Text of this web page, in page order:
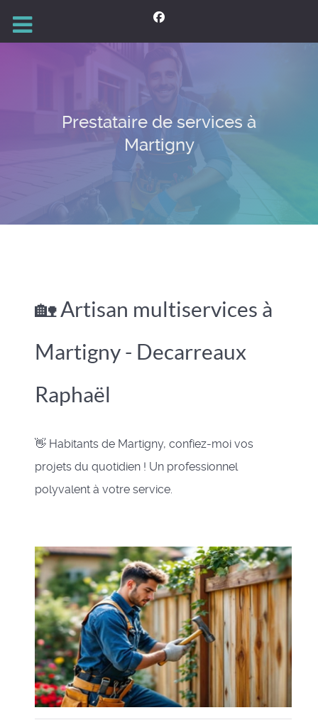
Prestataire de services à
Martigny
🏡 Artisan multiservices à
Martigny - Decarreaux
Raphaël
👋 Habitants de Martigny, confiez-moi vos
projets du quotidien ! Un professionnel
polyvalent à votre service.